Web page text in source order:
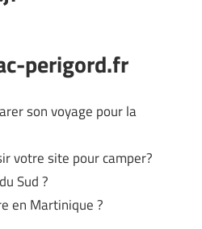
perigord.fr
son voyage pour la
votre site pour camper?
Sud ?
en Martinique ?